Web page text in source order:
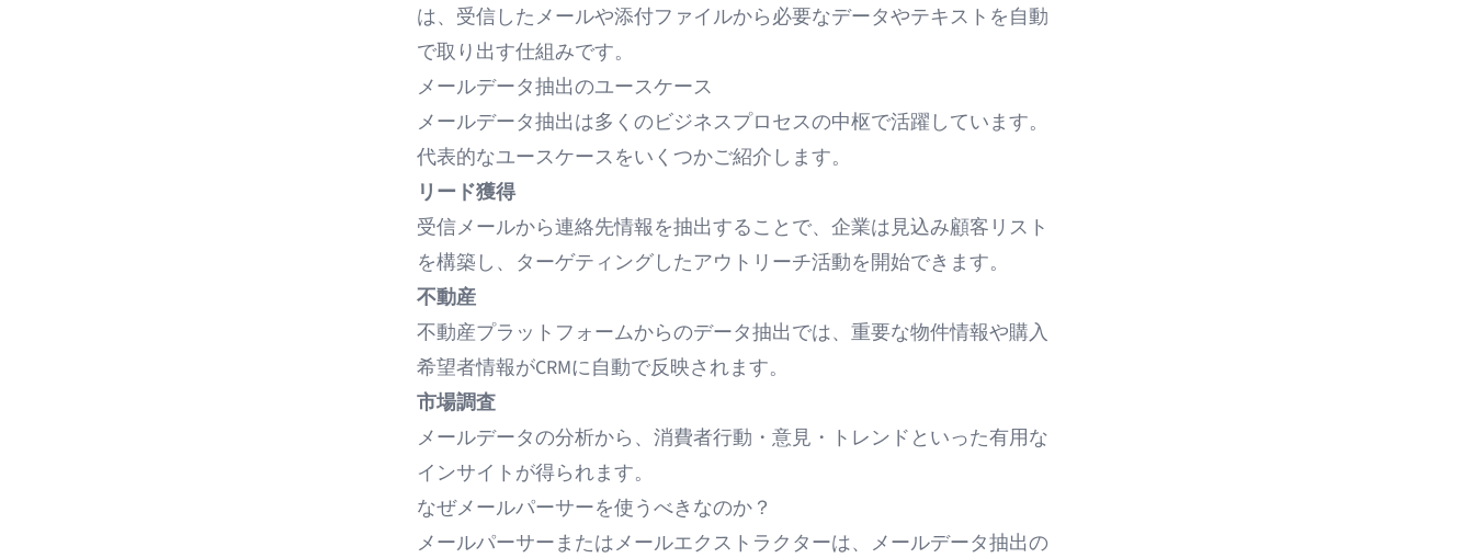
は、受信したメールや添付ファイルから必要なデータやテキストを自動
で取り出す仕組みです。
メールデータ抽出のユースケース
メールデータ抽出は多くのビジネスプロセスの中枢で活躍しています。
代表的なユースケースをいくつかご紹介します。
リード獲得
受信メールから連絡先情報を抽出することで、企業は見込み顧客リスト
を構築し、ターゲティングしたアウトリーチ活動を開始できます。
不動産
不動産プラットフォームからのデータ抽出では、重要な物件情報や購入
希望者情報がCRMに自動で反映されます。
市場調査
メールデータの分析から、消費者行動・意見・トレンドといった有用な
インサイトが得られます。
なぜメールパーサーを使うべきなのか？
メールパーサーまたはメールエクストラクターは、メールデータ抽出の